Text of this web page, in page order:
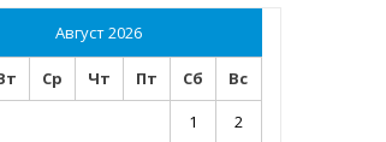
Август 2026
Ср Чт Пт Сб
Вс
1
2